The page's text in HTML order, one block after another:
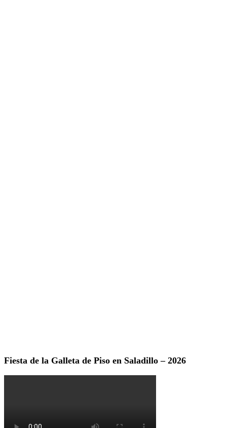
Fiesta de la Galleta de Piso en Saladillo – 2026